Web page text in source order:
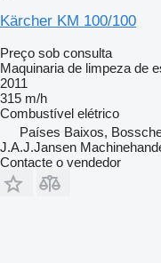
Kärcher KM 100/100
Preço sob consulta
Maquinaria de limpeza de
2011
315 m/h
Combustível elétrico
Países Baixos,
J.A.J.Jansen
Contacte o vendedor